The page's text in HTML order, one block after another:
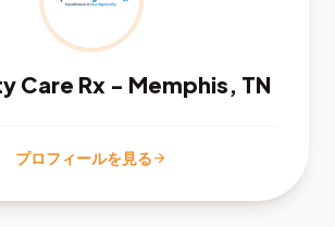
Care Rx - Memphis, TN
プロフィールを見るarrow_forward